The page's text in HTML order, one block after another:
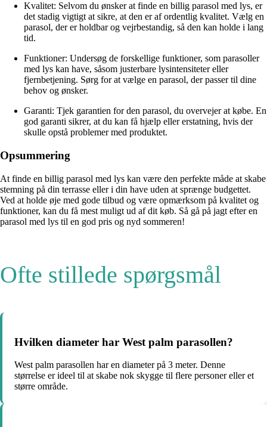
Kvalitet: Selvom du ønsker at finde en billig parasol med lys, er
det stadig vigtigt at sikre, at den er af ordentlig kvalitet. Vælg en
parasol, der er holdbar og vejrbestandig, så den kan holde i lang
tid.
Funktioner: Undersøg de forskellige funktioner, som parasoller
med lys kan have, såsom justerbare lysintensiteter eller
fjernbetjening. Sørg for at vælge en parasol, der passer til dine
behov og ønsker.
Garanti: Tjek garantien for den parasol, du overvejer at købe. En
god garanti sikrer, at du kan få hjælp eller erstatning, hvis der
skulle opstå problemer med produktet.
Opsummering
At finde en billig parasol med lys kan være den perfekte måde at skabe
stemning på din terrasse eller i din have uden at sprænge budgettet.
Ved at holde øje med gode tilbud og være opmærksom på kvalitet og
funktioner, kan du få mest muligt ud af dit køb. Så gå på jagt efter en
parasol med lys til en god pris og nyd sommeren!
Ofte stillede spørgsmål
Hvilken diameter har West palm parasollen?
West palm parasollen har en diameter på 3 meter. Denne
størrelse er ideel til at skabe nok skygge til flere personer eller et
større område.